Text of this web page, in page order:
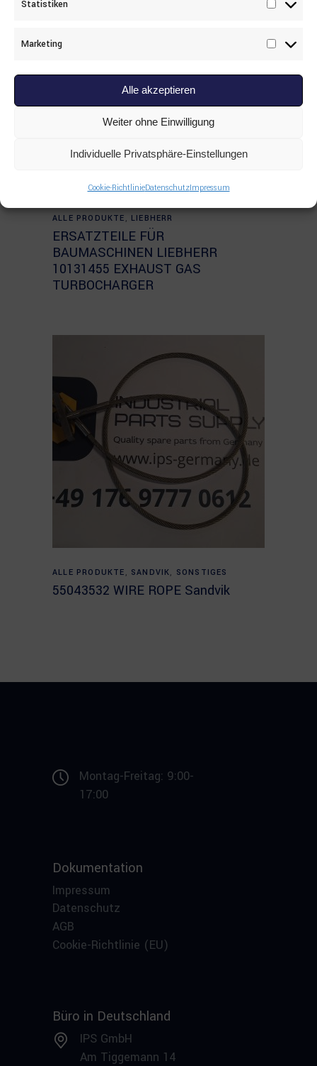
Statistiken
Marketing
Alle akzeptieren
Weiter ohne Einwilligung
Individuelle Privatsphäre-Einstellungen
Cookie-RichtlinieDatenschutzImpressum
Read more
ALLE PRODUKTE , LIEBHERR
ERSATZTEILE FÜR
BAUMASCHINEN LIEBHERR
10131455 EXHAUST GAS
TURBOCHARGER
Read more
ALLE PRODUKTE , SANDVIK, SONSTIGES
55043532 WIRE ROPE Sandvik
Montag-Freitag: 9:00-
17:00
Dokumentation
Impressum
Datenschutz
AGB
Cookie-Richtlinie (EU)
Büro in Deutschland
IPS GmbH
Am Tiggemann 14